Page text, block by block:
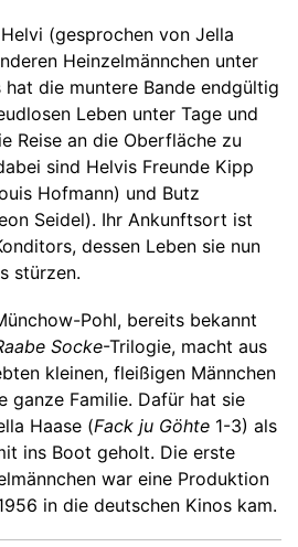
(gesprochen von Jella
Heinzelmännchen unter
hat die muntere Bande endgültig
Leben unter Tage und
Reise an die Oberfläche zu
sind Helvis Freunde Kipp
Hofmann) und Butz
Seidel). Ihr Ankunftsort ist
dessen Leben sie nun
stürzen.
Pohl, bereits bekannt
Socke-Trilogie, macht aus
kleinen, fleißigen Männchen
ganze Familie. Dafür hat sie
Haase (Fack ju Göhte 1-3) als
ins Boot geholt. Die erste
war eine Produktion
in die deutschen Kinos kam.